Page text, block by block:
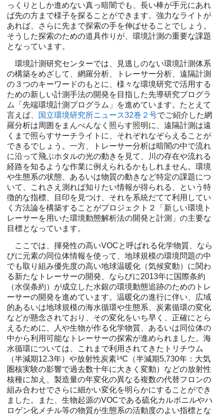
っくりとしか進めない真っ暗闇でも、長い棒が手元にあれ
ば先の方まで様子を探ることができます。強力なライトが
あれば、さらに先まで探索の手を伸ばせることでしょう。
そうした探索のための道具作りが、環境計測の重要な課題
となっています。
環境計測研究センターでは、見逃しのない環境計測体系
の構築をめざして、網羅分析、トレーサー分析、遠隔計測
の３つのキーワードのもとに、様々な環境研究で活用する
ための新しい計測手法の開発を目指した先導研究プログラ
ム「先端環境計測プログラム」を進めています。たとえて
言えば、
国立環境研究所ニュース32巻２号でご紹介した網
羅分析は周囲をまんべんなく照らす照明に、遠隔計測は遠
くまで照らすサーチライトに、それぞれなぞらえることが
できるでしょう。一方、トレーサー分析は暗闇の中で流れ
に沿って飛ぶホタルの光の動きを見て、川の存在や流れる
経路を知るような作業に例えられるかもしれません。環境
や生態系の状態、あるいは物質の動きなど特定の課題につ
いて、これさえ測れば知りたい情報が得られる、という特
徴的な指標、目印を見つけ、それを系統だてて利用してい
く方法論を構築することがプロジェクト２「新しい環境ト
レーサーを用いた環境動態解析法の開発と計測」の主要な
目標となっています。
ここでは、揮発性の高いVOCと呼ばれる化学物質、なら
びに元素の同位体情報を使って、地球規模の環境問題の中
でも取り組み優先度の高い地球温暖化（気候変動）に関わ
る新たなトレーサーの開発、ならびに2013年に国際条約
（水俣条約）が成立した水銀の環境動態追跡のためのトレ
ーサーの開発を進めています。温暖化の進行に伴い、広域
的あるいは地球規模の海水循環や生態系、炭素循環の変化
などが懸念されており、その変化をいち早く、正確にとら
えるために、人や生物が作る化学物質、あるいは同位体の
中から利用可能なトレーサーの探索が進められました。海
水循環については、これまで利用されてきたトリチウム
（半減期12.3年）や放射性炭素14C（半減期5,730年：大気
圏核実験の影響で過去数十年に大きく変動）などの放射性
核種に加え、製造量の年変化の異なる複数の代替フロンの
組み合わせでさらに細かい変化を明らかにすることができ
ました。また、生物起源のVOCである硫化カルボニルやハ
ロゲン化メチル等の物質が生態系の活動度のよい指標とな